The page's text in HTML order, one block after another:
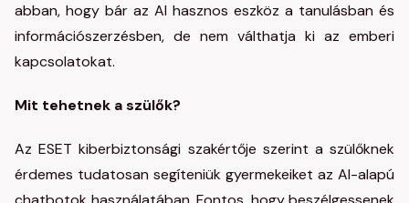
abban, hogy bár az AI hasznos eszköz a tanulásban és
információszerzésben, de nem válthatja ki az emberi
kapcsolatokat.
Mit tehetnek a szülők?
Az ESET kiberbiztonsági szakértője szerint a szülőknek
érdemes tudatosan segíteniük gyermekeiket az AI-alapú